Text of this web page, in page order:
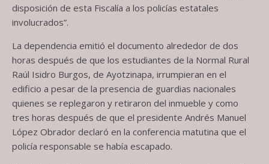
disposición de esta Fiscalía a los policías estatales
involucrados”.
La dependencia emitió el documento alrededor de dos
horas después de que los estudiantes de la Normal Rural
Raúl Isidro Burgos, de Ayotzinapa, irrumpieran en el
edificio a pesar de la presencia de guardias nacionales
quienes se replegaron y retiraron del inmueble y como
tres horas después de que el presidente Andrés Manuel
López Obrador declaró en la conferencia matutina que el
policía responsable se había escapado.